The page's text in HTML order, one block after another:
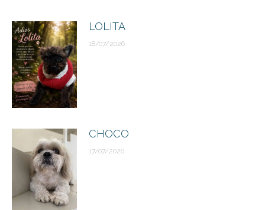
LOLITA
18/07/2026
CHOCO
17/07/2026